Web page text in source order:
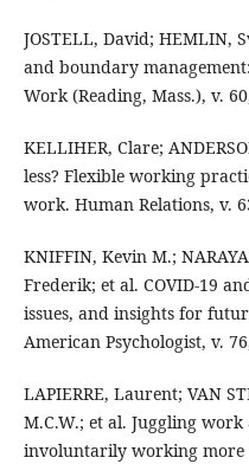
JOSTELL, David; HEMLIN,
and boundary
Work (Reading, Mass.), v.
KELLIHER, Clare;
less? Flexible working
work. Human Relations, v.
KNIFFIN, Kevin M.;
Frederik; et al. COVID-19
issues, and insights for
American Psychologist, v.
LAPIERRE, Laurent; VAN
M.C.W.; et al. Juggling
involuntarily working more